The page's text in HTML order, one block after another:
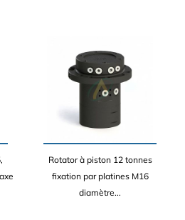
Rotator à piston 12 tonnes
fixation par platines M16
diamètre...